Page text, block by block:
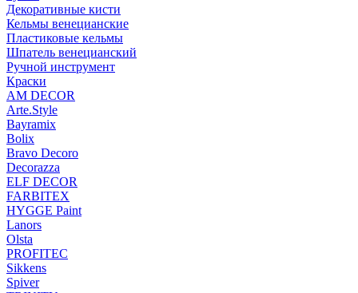
Декоративные кисти
Кельмы венецианские
Пластиковые кельмы
Шпатель венецианский
Ручной инструмент
Краски
AM DECOR
Arte.Style
Bayramix
Bolix
Bravo Decoro
Decorazza
ELF DECOR
FARBITEX
HYGGE Paint
Lanors
Olsta
PROFITEC
Sikkens
Spiver